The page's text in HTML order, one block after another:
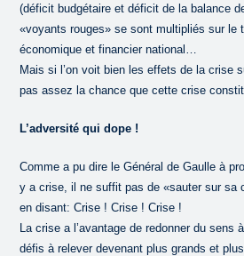
(déficit budgétaire et déficit de la balance
«voyants rouges» se sont multipliés sur le
économique et financier national…
Mais si l’on voit bien les effets de la crise
pas assez la chance que cette crise
L’adversité qui dope !
Comme a pu dire le Général de Gaulle à
y a crise, il ne suffit pas de «sauter sur sa
en disant: Crise ! Crise ! Crise !
La crise a l’avantage de redonner du sens
défis à relever devenant plus grands et plus